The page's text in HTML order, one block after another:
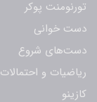
تورنومنت پوکر
دست خوانی
دست‌های شروع
ریاضیات و احتمالات
کازینو